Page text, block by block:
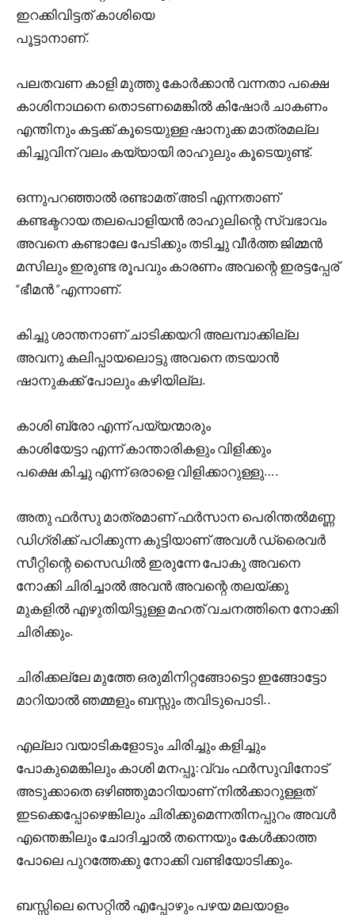
ഇറക്കിവിട്ടത് കാശിയെ
പൂട്ടാനാണ്.
പലതവണ കാളി മുത്തു കോർക്കാൻ വന്നതാ പക്ഷെ
കാശിനാഥനെ തൊടണമെങ്കിൽ കിഷോർ ചാകണം
എന്തിനും കട്ടക്ക് കൂടെയുള്ള ഷാനുക്ക മാത്രമല്ല
കിച്ചുവിന് വലം കയ്യായി രാഹുലും കൂടെയുണ്ട്.
ഒന്നുപറഞ്ഞാൽ രണ്ടാമത് അടി എന്നതാണ്
കണ്ടക്ടറായ തലപൊളിയൻ രാഹുലിന്റെ സ്വഭാവം
അവനെ കണ്ടാലേ പേടിക്കും തടിച്ചു വീർത്ത ജിമ്മൻ
മസിലും ഇരുണ്ട രൂപവും കാരണം അവന്റെ ഇരട്ടപ്പേര്
“ഭീമൻ ”എന്നാണ്.
കിച്ചു ശാന്തനാണ് ചാടിക്കയറി അലമ്പാക്കില്ല
അവനു കലിപ്പായലൊട്ടു അവനെ തടയാൻ
ഷാനുകക്ക് പോലും കഴിയില്ല.
കാശി ബ്രോ എന്ന് പയ്യന്മാരും
കാശിയേട്ടാ എന്ന് കാന്താരികളും വിളിക്കും
പക്ഷെ കിച്ചു എന്ന് ഒരാളെ വിളിക്കാറുള്ളു….
അതു ഫർസു മാത്രമാണ് ഫർസാന പെരിന്തൽമണ്ണ
ഡിഗ്രിക്ക് പഠിക്കുന്ന കുട്ടിയാണ് അവൾ ഡ്രൈവർ
സീറ്റിന്റെ സൈഡിൽ ഇരുന്നേ പോകു അവനെ
നോക്കി ചിരിച്ചാൽ അവൻ അവന്റെ തലയ്ക്കു
മുകളിൽ എഴുതിയിട്ടുള്ള മഹത് വചനത്തിനെ നോക്കി
ചിരിക്കും.
ചിരിക്കല്ലേ മുത്തേ ഒരുമിനിറ്റങ്ങോട്ടൊ ഇങ്ങോട്ടോ
മാറിയാൽ ഞമ്മളും ബസ്സും തവിടുപൊടി..
എല്ലാ വയാടികളോടും ചിരിച്ചും കളിച്ചും
പോകുമെങ്കിലും കാശി മനപ്പൂ:വ്വം ഫർസുവിനോട്
അടുക്കാതെ ഒഴിഞ്ഞുമാറിയാണ് നിൽക്കാറുള്ളത്
ഇടക്കെപ്പോഴെങ്കിലും ചിരിക്കുമെന്നതിനപ്പുറം അവൾ
എന്തെങ്കിലും ചോദിച്ചാൽ തന്നെയും കേൾക്കാത്ത
പോലെ പുറത്തേക്കു നോക്കി വണ്ടിയോടിക്കും.
ബസ്സിലെ സെറ്റിൽ എപ്പോഴും പഴയ മലയാളം